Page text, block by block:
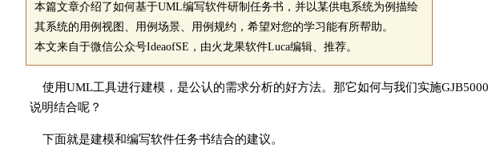
本篇文章介绍了如何基于UML编写软件研制任务书，并以某供电系统为例描绘
其系统的用例视图、用例场景、用例规约，希望对您的学习能有所帮助。
本文来自于微信公众号IdeaofSE，由火龙果软件Luca编辑、推荐。
使用UML工具进行建模，是公认的需求分析的好方法。那它如何与我们实施
说明结合呢？
下面就是建模和编写软件任务书结合的建议。